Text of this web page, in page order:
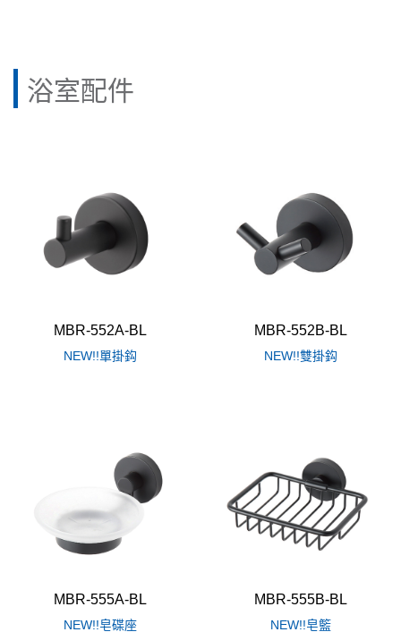
浴室配件
MBR-552A-BL
NEW!!單掛鈎
MBR-552B-BL
NEW!!雙掛鈎
MBR-555A-BL
NEW!!皂碟座
MBR-555B-BL
NEW!!皂籃